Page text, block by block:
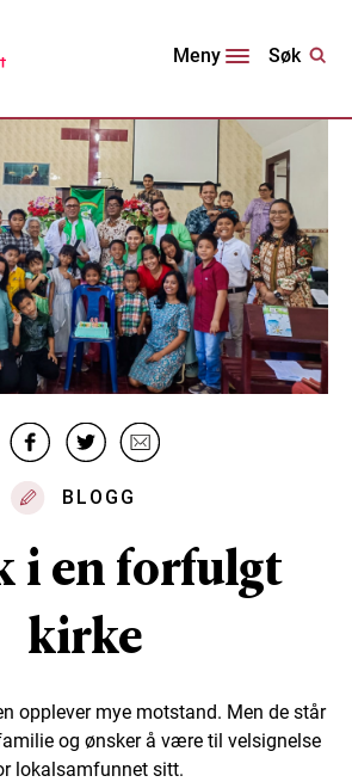
Meny Søk
BLOGG
i en forfulgt
kirke
opplever mye motstand. Men de står
og ønsker å være til velsignelse
lokalsamfunnet sitt.